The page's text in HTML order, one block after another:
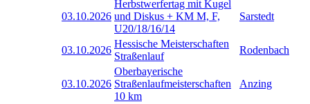
03.10.2026
Herbstwerfertag mit Kugel
und Diskus + KM M, F,
U20/18/16/14
Sarstedt
03.10.2026
Hessische Meisterschaften
Straßenlauf
Rodenbach
03.10.2026
Oberbayerische
Straßenlaufmeisterschaften
10 km
Anzing